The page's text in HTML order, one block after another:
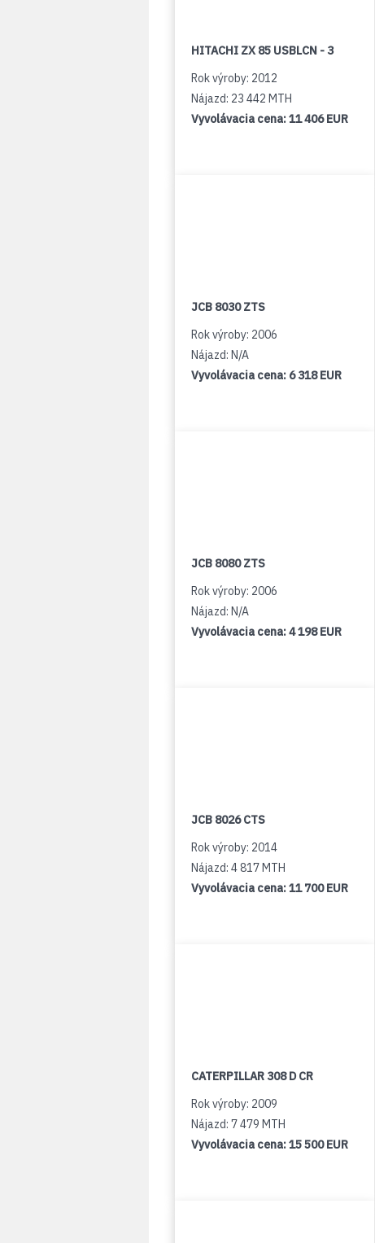
HITACHI ZX 85 USBLCN - 3
Rok výroby: 2012
Nájazd: 23 442 MTH
Vyvolávacia cena:11 406 EUR
JCB 8030 ZTS
Rok výroby: 2006
Nájazd: N/A
Vyvolávacia cena: 6 318 EUR
JCB 8080 ZTS
Rok výroby: 2006
Nájazd: N/A
Vyvolávacia cena:4 198 EUR
JCB 8026 CTS
Rok výroby: 2014
Nájazd: 4 817 MTH
Vyvolávacia cena:11 700 EUR
CATERPILLAR 308 D CR
Rok výroby: 2009
Nájazd: 7 479 MTH
Vyvolávacia cena:15 500 EUR